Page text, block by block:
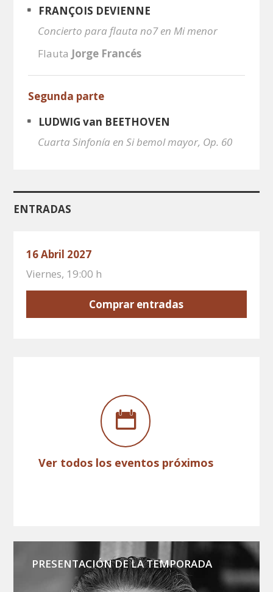
FRANÇOIS DEVIENNE
Concierto para flauta no7 en Mi menor
Flauta Jorge Francés
Segunda parte
LUDWIG van BEETHOVEN
Cuarta Sinfonía en Si bemol mayor, Op. 60
ENTRADAS
16 Abril 2027
Viernes, 19:00 h
Comprar entradas
Ver todos los eventos próximos
PRESENTACIÓN DE LA TEMPORADA